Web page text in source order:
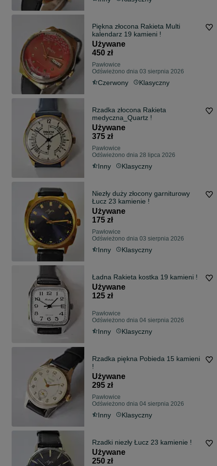
Piękna złocona Rakieta Multi
kalendarz 19 kamieni !
Używane
450 zł
Pawłowice
Odświeżono dnia 03 sierpnia 2026
Czerwony Klasyczny
Rzadka złocona Rakieta
medyczna_Quartz !
Używane
375 zł
Pawłowice
Odświeżono dnia 28 lipca 2026
Inny Klasyczny
Niezły duży złocony garniturowy
Łucz 23 kamienie !
Używane
175 zł
Pawłowice
Odświeżono dnia 03 sierpnia 2026
Inny Klasyczny
Ładna Rakieta kostka 19 kamieni !
Używane
125 zł
Pawłowice
Odświeżono dnia 04 sierpnia 2026
Inny Klasyczny
Rzadka piękna Pobieda 15 kamieni
!
Używane
295 zł
Pawłowice
Odświeżono dnia 04 sierpnia 2026
Inny Klasyczny
Rzadki niezły Łucz 23 kamienie !
Używane
250 zł